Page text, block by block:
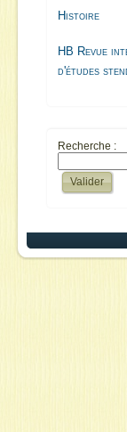
Histoire
HB Revue
d'études
Recherche :